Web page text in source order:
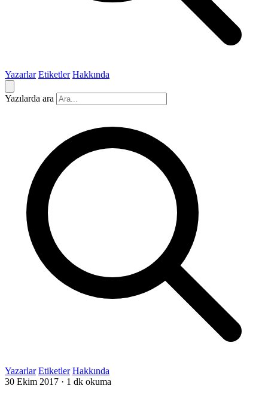
Yazarlar Etiketler Hakkında
Yazılarda ara
Yazarlar Etiketler Hakkında
30 Ekim 2017 · 1 dk okuma